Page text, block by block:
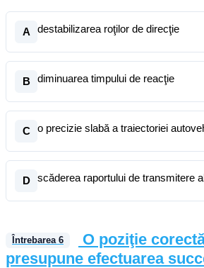
A destabilizarea roţilor de direcţie
B diminuarea timpului de reacţie
C o precizie slabă a traiectoriei
D scăderea raportului de transmitere
Întrebarea 6
O poziţie
presupune efectuarea